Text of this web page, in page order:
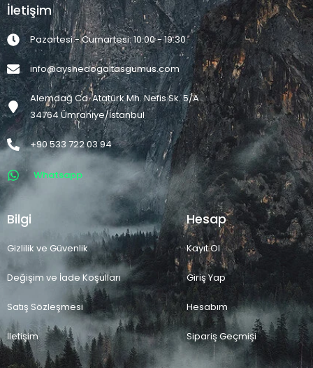
İletişim
Pazartesi - Cumartesi: 10:00 - 19:30
info@ayshedogaltasgumus.com
Alemdağ Cd. Atatürk Mh. Nefis Sk. 5/A
34764 Ümraniye/İstanbul
+90 533 722 03 94
Whatsapp
Bilgi
Gizlilik ve Güvenlik
Değişim ve İade Koşulları
Satış Sözleşmesi
İletişim
Hesap
Kayıt Ol
Giriş Yap
Hesabım
Sipariş Geçmişi